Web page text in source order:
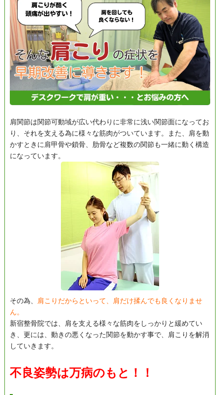
肩関節は関節可動域が広い代わりに非常に浅い関節面になってお
り、それを支える為に様々な筋肉がついています。また、肩を動
かすときに肩甲骨や鎖骨、肋骨など複数の関節も一緒に動く構造
になっています。
その為、 肩こりだからといって、肩だけ揉んでも良くなりませ
ん。
新宿整骨院では、肩を支える様々な筋肉をしっかりと緩めてい
き、更には、動きの悪くなった関節を動かす事で、肩こりを解消
していきます。
不良姿勢は万病のもと！！